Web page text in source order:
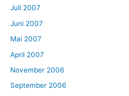
Juli 2007
Juni 2007
Mai 2007
April 2007
November 2006
September 2006